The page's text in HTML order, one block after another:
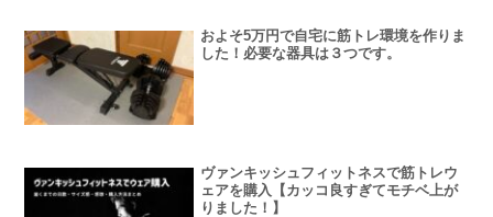
およそ5万円で自宅に筋トレ環境を作りま
した！必要な器具は３つです。
ヴァンキッシュフィットネスで筋トレウ
ェアを購入【カッコ良すぎてモチベ上が
りました！】